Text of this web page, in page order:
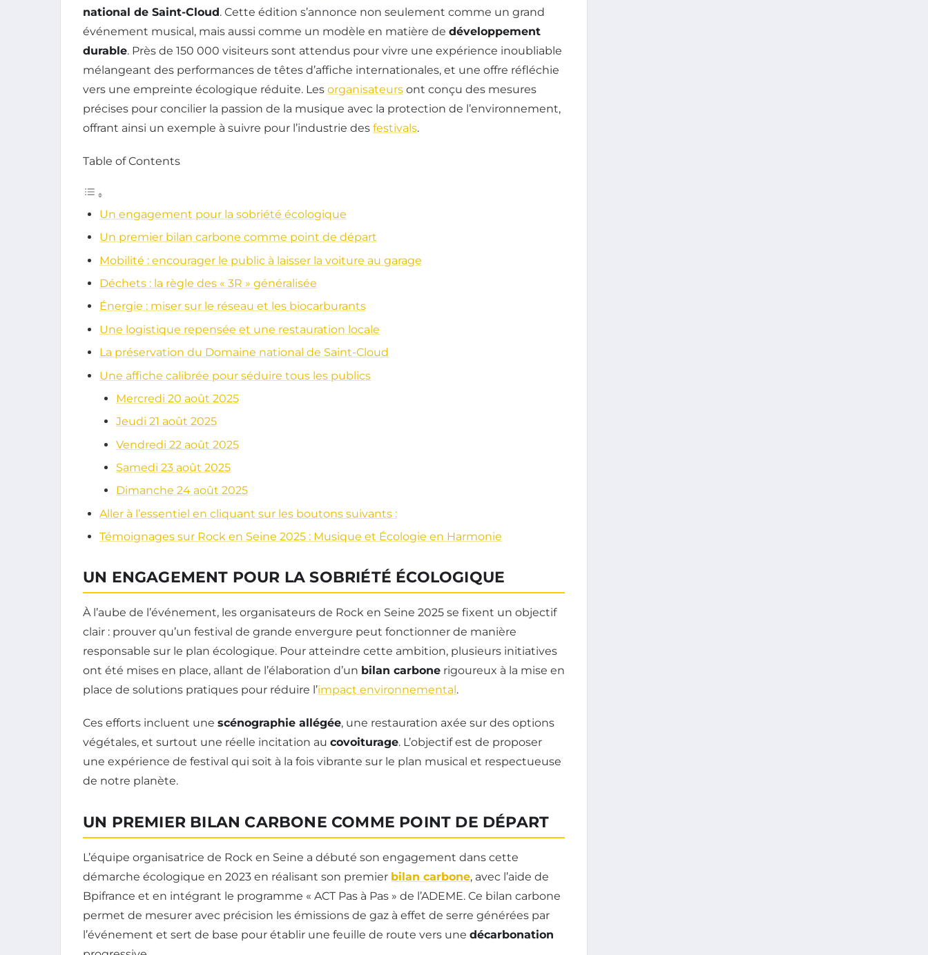
national de Saint-Cloud. Cette édition s’annonce non seulement comme un grand
événement musical, mais aussi comme un modèle en matière de développement
durable. Près de 150 000 visiteurs sont attendus pour vivre une expérience inoubliable
mélangeant des performances de têtes d’affiche internationales, et une offre réfléchie
vers une empreinte écologique réduite. Les organisateurs ont conçu des mesures
précises pour concilier la passion de la musique avec la protection de l’environnement,
offrant ainsi un exemple à suivre pour l’industrie des festivals.
Table of Contents
Un engagement pour la sobriété écologique
Un premier bilan carbone comme point de départ
Mobilité : encourager le public à laisser la voiture au garage
Déchets : la règle des « 3R » généralisée
Énergie : miser sur le réseau et les biocarburants
Une logistique repensée et une restauration locale
La préservation du Domaine national de Saint-Cloud
Une affiche calibrée pour séduire tous les publics
Mercredi 20 août 2025
Jeudi 21 août 2025
Vendredi 22 août 2025
Samedi 23 août 2025
Dimanche 24 août 2025
Aller à l’essentiel en cliquant sur les boutons suivants :
Témoignages sur Rock en Seine 2025 : Musique et Écologie en Harmonie
UN ENGAGEMENT POUR LA SOBRIÉTÉ ÉCOLOGIQUE
À l’aube de l’événement, les organisateurs de Rock en Seine 2025 se fixent un objectif
clair : prouver qu’un festival de grande envergure peut fonctionner de manière
responsable sur le plan écologique. Pour atteindre cette ambition, plusieurs initiatives
ont été mises en place, allant de l’élaboration d’un bilan carbone rigoureux à la mise en
place de solutions pratiques pour réduire l’impact environnemental .
Ces efforts incluent une scénographie allégée, une restauration axée sur des options
végétales, et surtout une réelle incitation au covoiturage. L’objectif est de proposer
une expérience de festival qui soit à la fois vibrante sur le plan musical et respectueuse
de notre planète.
UN PREMIER BILAN CARBONE COMME POINT DE DÉPART
L’équipe organisatrice de Rock en Seine a débuté son engagement dans cette
démarche écologique en 2023 en réalisant son premier bilan carbone, avec l’aide de
Bpifrance et en intégrant le programme « ACT Pas à Pas » de l’ADEME. Ce bilan carbone
permet de mesurer avec précision les émissions de gaz à effet de serre générées par
l’événement et sert de base pour établir une feuille de route vers une décarbonation